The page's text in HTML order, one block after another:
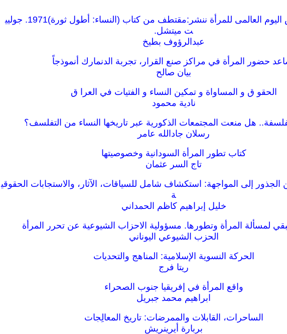
بمناسبة 8مارس اليوم العالمى للمرأة ننشر:مقتطف من كتاب (النساء: أطول ثورة)1971. جوليي
ت ميتشل.
عبدالرؤوف بطيخ
حضور المرأة في مراكز صنع القرار، تجربة الدنمارك أنموذجاً
بيان صالح
الحقو ق و المساواة و تمكين النساء و الفتيات في العرا ق
نادية محمود
هل منعت المجتمعات الذكورية عبر تاريخها النساء من التفلسف؟
رسلان جادالله عامر
كتاب تطور المرأة السودانية وخصوصيتها
تاج السر عثمان
الجذور إلى المواجهة: استكشاف شامل للسياقات، الآثار، والاستجابات الحقوقي
ة
خليل إبراهيم كاظم الحمداني
لمسألة المرأة وتطورها. مسؤولية الاحزاب الشيوعية عن تحرر المرأة
الحزب الشيوعي اليوناني
الحركة النسوية الإسلامية: المناهج والتحديات
ريتا فرج
واقع المرأة في إفريقيا جنوب الصحراء
ابراهيم محمد جبريل
الساحرات، القابلات والممرضات: تاريخ المعالِجات
بربارة أيرينريش